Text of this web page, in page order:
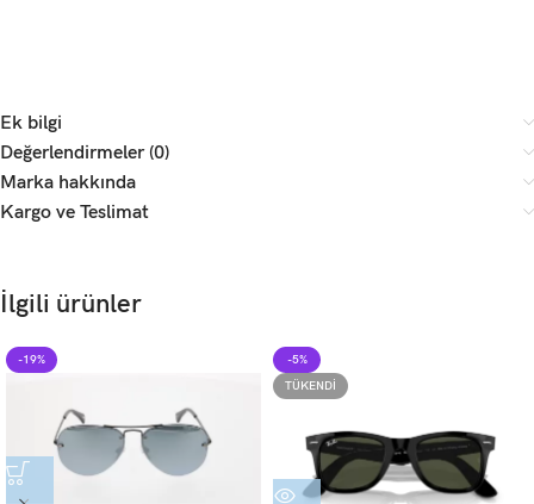
Ek bilgi
Değerlendirmeler (0)
Marka hakkında
Kargo ve Teslimat
İlgili ürünler
-19%
-5%
TÜKENDI